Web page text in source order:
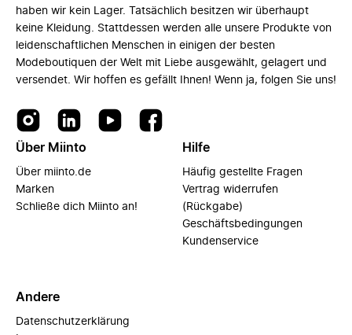
haben wir kein Lager. Tatsächlich besitzen wir überhaupt
keine Kleidung. Stattdessen werden alle unsere Produkte von
leidenschaftlichen Menschen in einigen der besten
Modeboutiquen der Welt mit Liebe ausgewählt, gelagert und
versendet. Wir hoffen es gefällt Ihnen! Wenn ja, folgen Sie uns!
Über Miinto
Über miinto.de
Marken
Schließe dich Miinto an!
Hilfe
Häufig gestellte Fragen
Vertrag widerrufen
(Rückgabe)
Geschäftsbedingungen
Kundenservice
Andere
Datenschutzerklärung